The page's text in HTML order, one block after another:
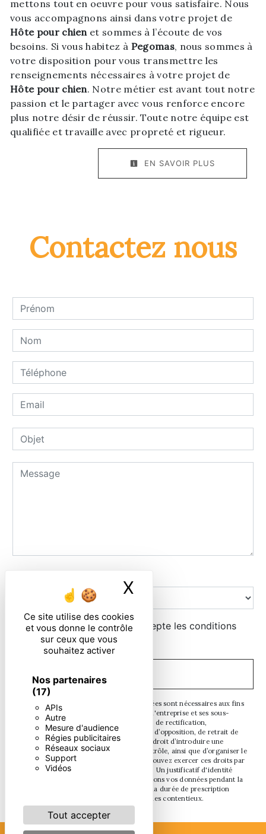
Ce site utilise des cookies
et vous donne le contrôle
sur ceux que vous
souhaitez activer
Nos partenaires
(17)
APIs
Autre
Mesure d'audience
Régies publicitaires
Réseaux sociaux
Support
Vidéos
Tout accepter
X Masquer le
mettons tout en oeuvre pour vous satisfaire. Nous
vous accompagnons ainsi dans votre projet de
Hôte pour chienet sommes à l’écoute de vos
besoins. Si vous habitez à Pegomas, nous sommes à
votre disposition pour vous transmettre les
renseignements nécessaires à votre projet de
Hôte pour chien. Notre métier est avant tout notre
passion et le partager avec vous renforce encore
plus notre désir de réussir. Toute notre équipe est
qualifiée et travaille avec propreté et rigueur.
EN SAVOIR PLUS
Contactez nous
En cochant cette case, j'accepte les conditions
particulières ci-dessous **
** Les données personnelles communiquées sont nécessaires aux fins
de vous contacter. Elles sont destinées à l'entreprise et ses sous-
traitants. Vous disposez de droits d’accès, de rectification,
d’effacement, de portabilité, de limitation, d’opposition, de retrait de
votre consentement à tout moment et du droit d’introduire une
réclamation auprès d’une autorité de contrôle, ainsi que d’organiser le
sort de vos données post-mortem. Vous pouvez exercer ces droits par
voie postale ou par courrier électronique. Un justificatif d'identité
pourra vous être demandé. Nous conservons vos données pendant la
période de prise de contact puis pendant la durée de prescription
légale aux fins probatoires et de gestion des contentieux.